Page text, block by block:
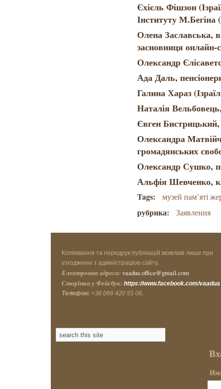
Єхієль Фішзон
Інституту М.Бегіна
Олена Заславська,
засновниця онлайн-
Олександр
Ада Даль,
Галина Хараз
Наталія
Євген
Олександра
громадянських
Олександр Сушко,
Альфія Шевченко,
Tags: музей пам’яті
рубрика: Заявления
Копіювання та передрук публікацій можливі лише при
узгодженні з адміністрацією сайту.
Електронна адреса: vaadua.office@gmail.com
Сторінка у Фейсбук: https://www.facebook.com/vaadua
Телефон: +38 066 420 55 06.